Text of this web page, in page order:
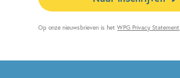
Op onze nieuwsbrieven is hetWPG Privacy Statement